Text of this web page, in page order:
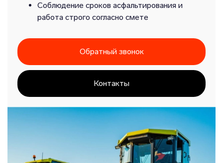
Соблюдение сроков асфальтирования и
работа строго согласно смете
Обратный звонок
Контакты